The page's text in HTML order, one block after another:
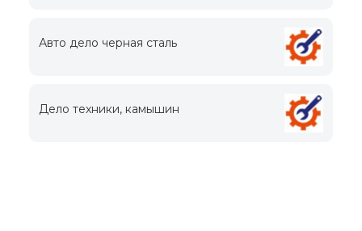
Авто дело черная сталь
Дело техники, камышин